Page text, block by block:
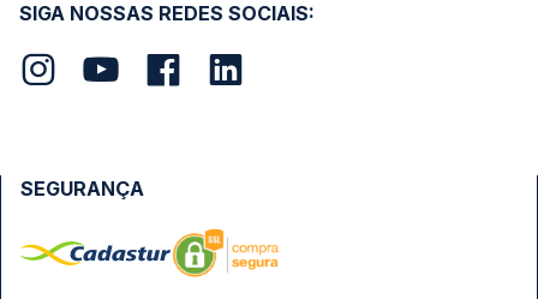
SIGA NOSSAS REDES SOCIAIS:
SEGURANÇA